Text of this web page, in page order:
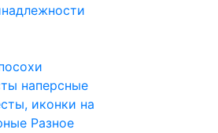
наперсные
иконки на
Разное